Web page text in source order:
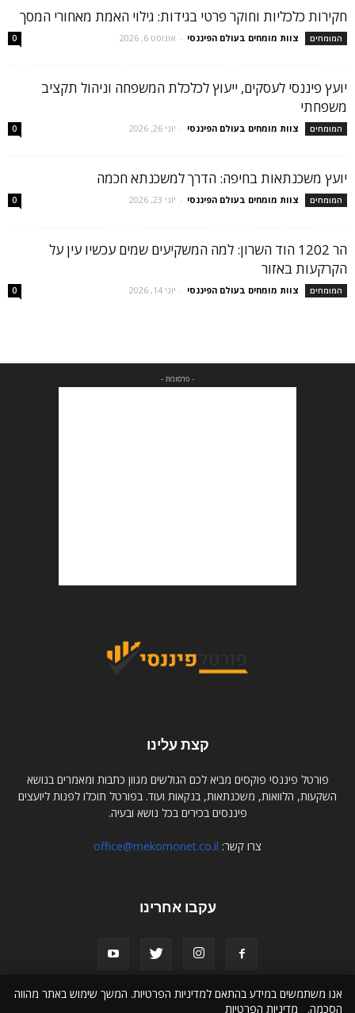
חקירות כלכליות וחוקר פרטי בגידות: גילוי האמת מאחורי המסך
המומחים צוות מומחים בעולם הפיננסי - אוגוסט 6, 2026 0
יועץ פיננסי לעסקים, ייעוץ לכלכלת המשפחה וניהול תקציב
משפחתי
המומחים צוות מומחים בעולם הפיננסי - יוני 26, 2026 0
יועץ משכנתאות בחיפה: הדרך למשכנתא חכמה
המומחים צוות מומחים בעולם הפיננסי - יוני 23, 2026 0
הר 1202 הוד השרון: למה המשקיעים שמים עכשיו עין על
הקרקעות באזור
המומחים צוות מומחים בעולם הפיננסי - יוני 14, 2026 0
- פרסומת -
קצת עלינו
פורטל פיננסי פוקסים מביא לכם הגולשים מגוון כתבות ומאמרים בנושא
השקעות, הלוואות, משכנתאות, בנקאות ועוד. בפורטל תוכלו לפנות ליועצים
פיננסים בכירים בכל נושא ובעיה.
צרו קשר: office@mekomonet.co.il
עקבו אחרינו
אנו משתמשים במידע בהתאם למדיניות הפרטיות. המשך שימוש באתר מהווה
הסכמה. מדיניות הפרטיות